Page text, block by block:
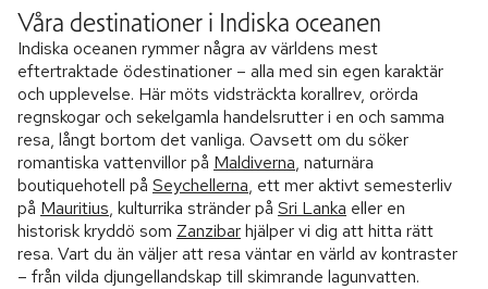
Våra destinationer i Indiska oceanen
Indiska oceanen rymmer några av världens mest
eftertraktade ödestinationer – alla med sin egen karaktär
och upplevelse. Här möts vidsträckta korallrev, orörda
regnskogar och sekelgamla handelsrutter i en och samma
resa, långt bortom det vanliga. Oavsett om du söker
romantiska vattenvillor på Maldiverna, naturnära
boutiquehotell på Seychellerna, ett mer aktivt semesterliv
på Mauritius, kulturrika stränder på Sri Lanka eller en
historisk kryddö som Zanzibarhjälper vi dig att hitta rätt
resa. Vart du än väljer att resa väntar en värld av kontraster
– från vilda djungellandskap till skimrande lagunvatten.